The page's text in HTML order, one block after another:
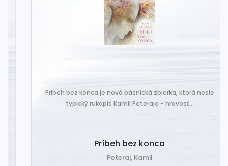
Príbeh bez konca je nová básnická zbierka, ktorá nesie
typický rukopis Kamil Peteraja - hravosť...
Príbeh bez konca
Peteraj, Kamil